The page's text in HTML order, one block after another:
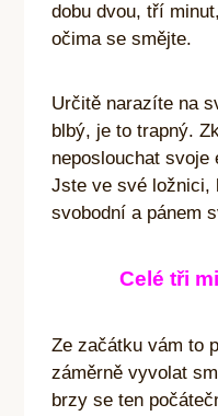
dobu dvou, tří
očima se smějte.
Určitě narazíte na
blbý, je to trapný.
neposlouchat svoje
Jste ve své ložnici,
svobodní a pánem
Celé tři
Ze začátku vám to
záměrně vyvolat
brzy se ten